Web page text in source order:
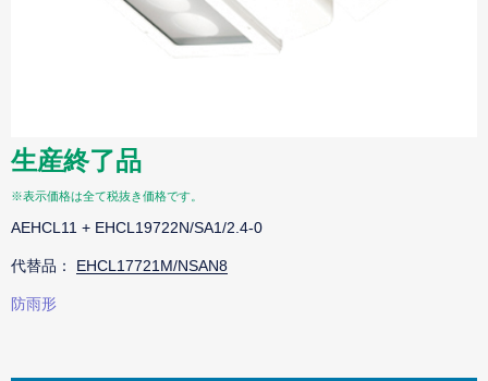
生産終了品
※表示価格は全て税抜き価格です。
AEHCL11 + EHCL19722N/SA1/2.4-0
代替品： EHCL17721M/NSAN8
防雨形